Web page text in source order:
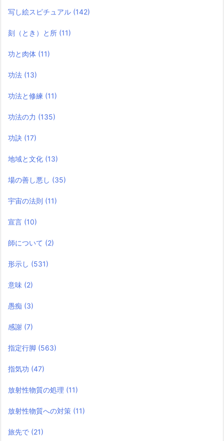
写し絵スピチュアル (142)
刻（とき）と所 (11)
功と肉体 (11)
功法 (13)
功法と修練 (11)
功法の力 (135)
功訣 (17)
地域と文化 (13)
場の善し悪し (35)
宇宙の法則 (11)
宣言 (10)
師について (2)
形示し (531)
意味 (2)
愚痴 (3)
感謝 (7)
指定行脚 (563)
指気功 (47)
放射性物質の処理 (11)
放射性物質への対策 (11)
旅先で (21)